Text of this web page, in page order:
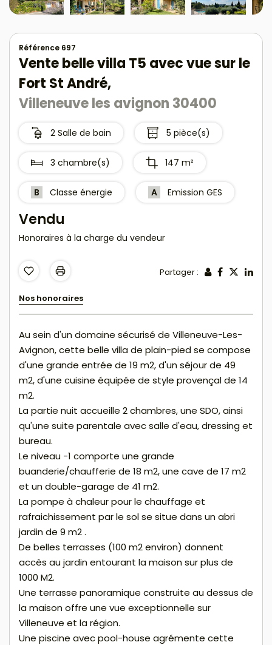
Référence 697
Vente belle villa T5 avec vue sur le
Fort St André,
Villeneuve les avignon 30400
2 Salle de bain 5 pièce(s)
3 chambre(s) 147 m²
B Classe énergie A Emission GES
Vendu
Honoraires à la charge du vendeur
Partager :
Nos honoraires
Au sein d'un domaine sécurisé de Villeneuve-Les-
Avignon, cette belle villa de plain-pied se compose
d'une grande entrée de 19 m2, d'un séjour de 49
m2, d'une cuisine équipée de style provençal de 14
m2.
La partie nuit accueille 2 chambres, une SDO, ainsi
qu'une suite parentale avec salle d'eau, dressing et
bureau.
Le niveau -1 comporte une grande
buanderie/chaufferie de 18 m2, une cave de 17 m2
et un double-garage de 41 m2.
La pompe à chaleur pour le chauffage et
rafraichissement par le sol se situe dans un abri
jardin de 9 m2 .
De belles terrasses (100 m2 environ) donnent
accès au jardin entourant la maison sur plus de
1000 M2.
Une terrasse panoramique construite au dessus de
la maison offre une vue exceptionnelle sur
Villeneuve et la région.
Une piscine avec pool-house agrémente cette